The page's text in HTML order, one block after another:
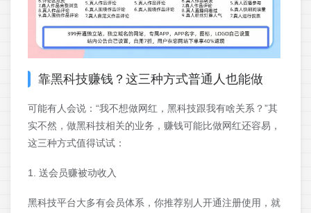
靠黑科技赚钱？这三种方式普通人也能做
可能有人会说：“我不想做网红，黑科技跟我有啥关系？”其
实不然，做黑科技相关的业务，赚钱可能比做网红还容易，
这三种方式值得试试：
1. 送会员赚被动收入
黑科技平台大多有会员体系，你推荐别人开通注册使用，就